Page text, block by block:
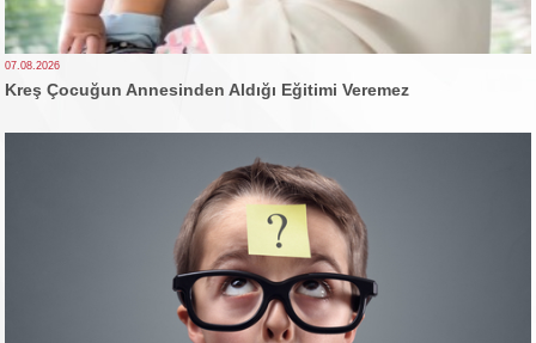
07.08.2026
Kreş Çocuğun Annesinden Aldığı Eğitimi Veremez